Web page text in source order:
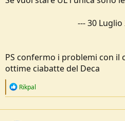
---30 Luglio
PS confermo i problemi con il
ottime ciabatte del Deca
R
c
Rikpal